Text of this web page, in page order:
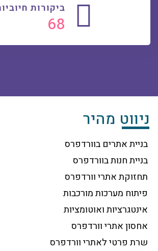
ביקורות
70
ניווט מהיר
בניית אתרים בוורדפרס
בניית חנות בוורדפרס
תחזוקת אתרי וורדפרס
פיתוח מערכות מורכבות
אינטגרציות ואוטומציות
אחסון אתרי וורדפרס
שרת פרטי לאתרי וורדפרס